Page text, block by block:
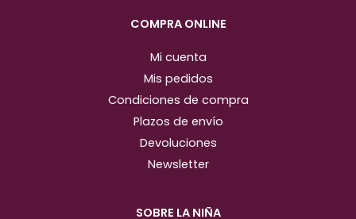
m
COMPRA ONLINE
Mi cuenta
Mis pedidos
Condiciones de compra
Plazos de envío
Devoluciones
Newsletter
SOBRE LA NIÑA